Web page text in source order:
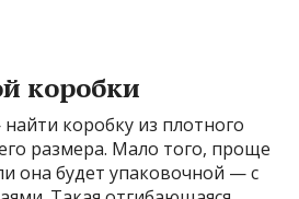
коробки
коробку из плотного
размера. Мало того, проще
она будет упаковочной — с